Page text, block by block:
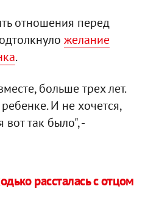
отношения перед
желание
.
больше трех лет.
И не хочется,
так было", -
рассталась с отцом